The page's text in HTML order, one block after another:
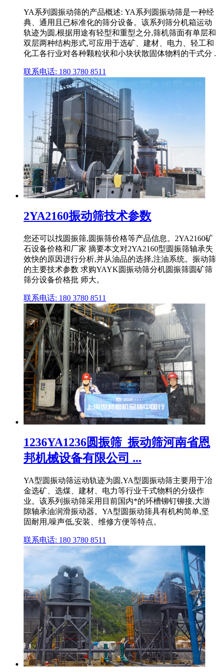
YA系列圆振动筛的产品概述: YA系列圆振动筛是一种经
典、通用且已标准化的筛分设备。该系列筛分机箱运动
轨迹为圆,根据用途有轻型和重型之分,筛机筛面有单层和
双层两种结构形式,可应用于选矿、建材、电力、轻工和
化工各行业对各种颗粒状和小块状散固体物料的干式分 .
联系电话: 180 3780 8511
2YA2160振动筛技术参数
您还可以找圆振筛,圆振筛价格等产品信息。2YA2160矿
石设备价格和厂家 摘要本文对2YA2160型圆振筛轴承失
效快的原因进行分析,并从油品的选择,注油系统。振动筛
的主要技术参数 求购YAYK圆振动筛分机圆振筛圆矿筛
筛分设备价格批 师大。
联系电话: 180 3780 8511
1236YA1236圆振筛_振动筛河南省恩
邦机械设备有限公司 ...
YA型圆振动筛运动轨迹为圆,YA型圆振动筛主要用于冶
金选矿、选煤、建材、电力等行业干式物料的分级作
业。该系列振动筛采用目前国内*的环槽铆钉铆接,大游
隙轴承油润滑振动器。YA型圆振动筛具有机构简单,坚
固耐用,噪声低,安装、维修方便等特点。
联系电话: 180 3780 8511